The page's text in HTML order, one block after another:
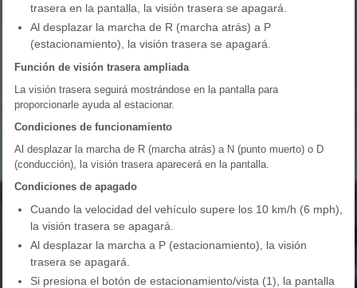
trasera en la pantalla, la visión trasera se apagará.
Al desplazar la marcha de R (marcha atrás) a P
(estacionamiento), la visión trasera se apagará.
Función de visión trasera ampliada
La visión trasera seguirá mostrándose en la pantalla para
proporcionarle ayuda al estacionar.
Condiciones de funcionamiento
Al desplazar la marcha de R (marcha atrás) a N (punto muerto) o D
(conducción), la visión trasera aparecerá en la pantalla.
Condiciones de apagado
Cuando la velocidad del vehículo supere los 10 km/h (6 mph),
la visión trasera se apagará.
Al desplazar la marcha a P (estacionamiento), la visión
trasera se apagará.
Si presiona el botón de estacionamiento/vista (1), la pantalla